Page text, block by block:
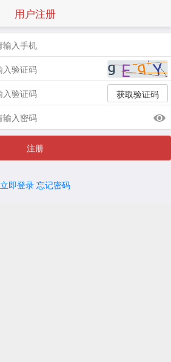
用户注册
获取验证码
注册
立即登录 忘记密码